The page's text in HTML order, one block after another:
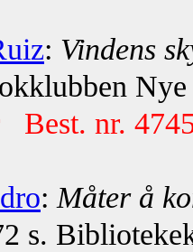
: Vindens
Nye
Best. nr.
: Måter å
s.